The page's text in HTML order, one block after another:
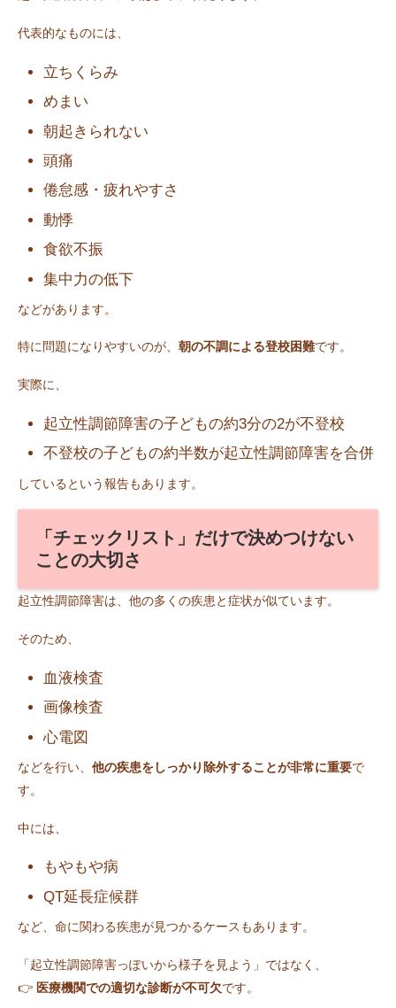
代表的なものには、
立ちくらみ
めまい
朝起きられない
頭痛
倦怠感・疲れやすさ
動悸
食欲不振
集中力の低下
などがあります。
特に問題になりやすいのが、 朝の不調による登校困難です。
実際に、
起立性調節障害の子どもの約3分の2が不登校
不登校の子どもの約半数が起立性調節障害を合併
しているという報告もあります。
「チェックリスト」だけで決めつけない
ことの大切さ
起立性調節障害は、他の多くの疾患と症状が似ています。
そのため、
血液検査
画像検査
心電図
などを行い、 他の疾患をしっかり除外することが非常に重要で
す。
中には、
もやもや病
QT延長症候群
など、命に関わる疾患が見つかるケースもあります。
「起立性調節障害っぽいから様子を見よう」ではなく、
👉 医療機関での適切な診断が不可欠です。